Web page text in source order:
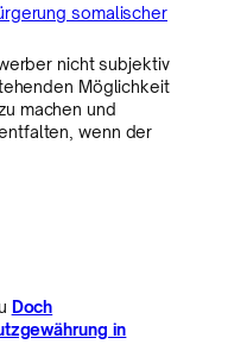
somalischer
nicht subjektiv
Möglichkeit
machen und
wenn der
Doch
in